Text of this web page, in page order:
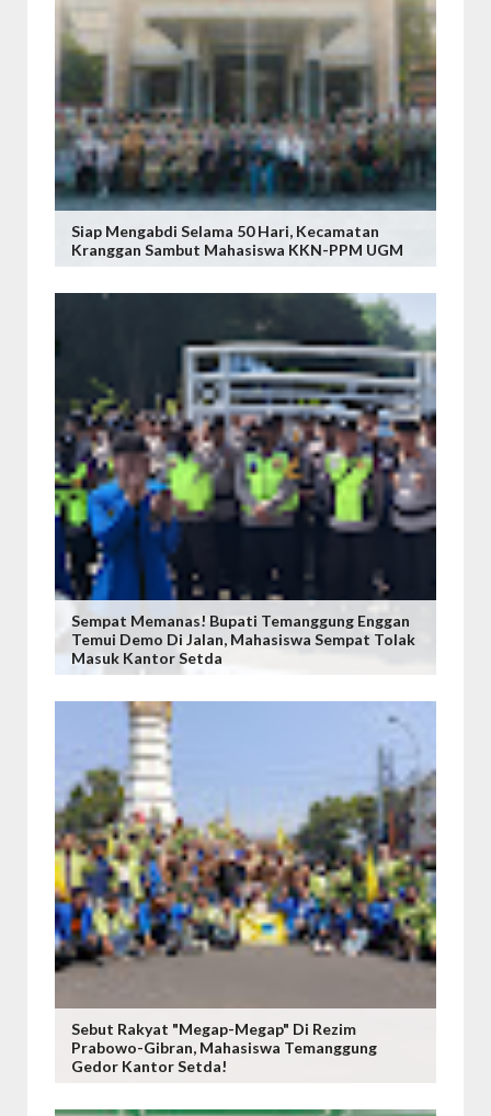
Siap Mengabdi Selama 50 Hari, Kecamatan
Kranggan Sambut Mahasiswa KKN-PPM UGM
Sempat Memanas! Bupati Temanggung Enggan
Temui Demo Di Jalan, Mahasiswa Sempat Tolak
Masuk Kantor Setda
Sebut Rakyat "Megap-Megap" Di Rezim
Prabowo-Gibran, Mahasiswa Temanggung
Gedor Kantor Setda!